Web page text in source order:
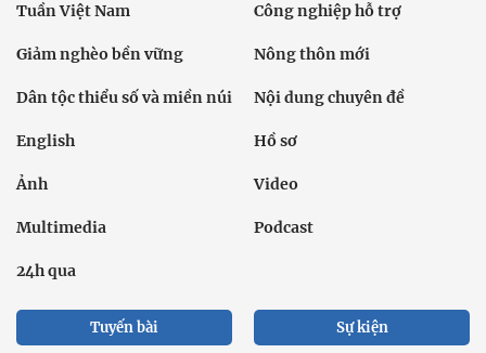
Tuần Việt Nam Công nghiệp hỗ trợ
Giảm nghèo bền vững Nông thôn mới
Dân tộc thiểu số và miền núi Nội dung chuyên đề
English Hồ sơ
Ảnh Video
Multimedia Podcast
24h qua
Tuyến bài Sự kiện